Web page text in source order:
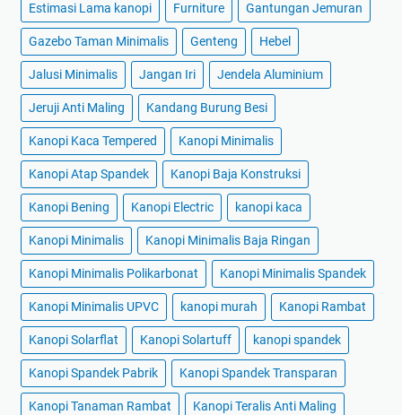
Estimasi Lama kanopi Furniture Gantungan Jemuran
Gazebo Taman Minimalis Genteng Hebel
Jalusi Minimalis Jangan Iri Jendela Aluminium
Jeruji Anti Maling Kandang Burung Besi
Kanopi Kaca Tempered Kanopi Minimalis
Kanopi Atap Spandek Kanopi Baja Konstruksi
Kanopi Bening Kanopi Electric kanopi kaca
Kanopi Minimalis Kanopi Minimalis Baja Ringan
Kanopi Minimalis Polikarbonat Kanopi Minimalis Spandek
Kanopi Minimalis UPVC kanopi murah Kanopi Rambat
Kanopi Solarflat Kanopi Solartuff kanopi spandek
Kanopi Spandek Pabrik Kanopi Spandek Transparan
Kanopi Tanaman Rambat Kanopi Teralis Anti Maling